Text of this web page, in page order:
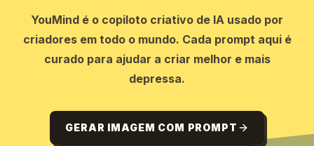
YouMind é o copiloto criativo de IA usado por
criadores em todo o mundo. Cada prompt aqui é
curado para ajudar a criar melhor e mais
depressa.
GERAR IMAGEM COM PROMPT